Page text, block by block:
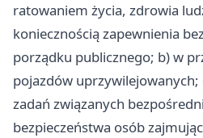
ratowaniem życia, zdrowia
koniecznością zapewnienia
porządku publicznego; b) w
pojazdów
zadań związanych
bezpieczeństwa osób